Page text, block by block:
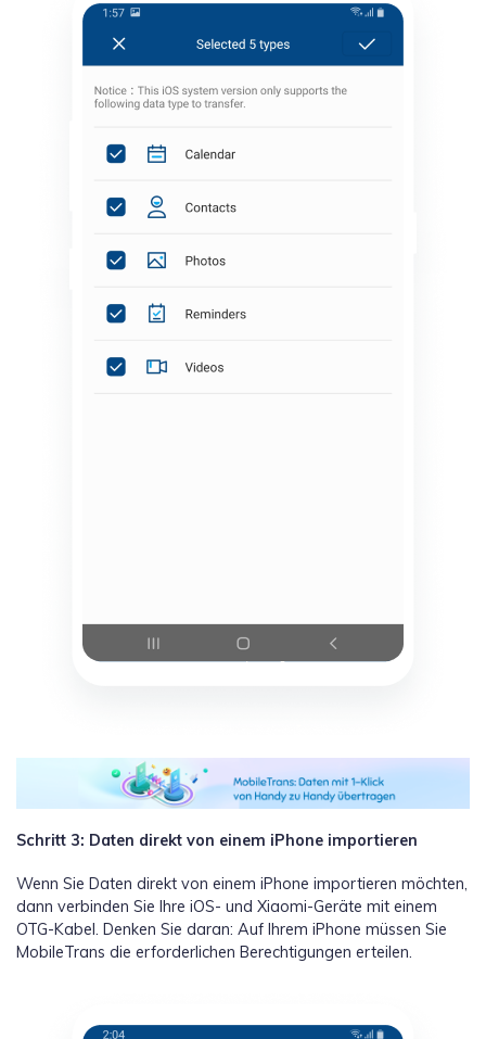
Schritt 3: Daten direkt von einem iPhone importieren
Wenn Sie Daten direkt von einem iPhone importieren möchten,
dann verbinden Sie Ihre iOS- und Xiaomi-Geräte mit einem
OTG-Kabel. Denken Sie daran: Auf Ihrem iPhone müssen Sie
MobileTrans die erforderlichen Berechtigungen erteilen.